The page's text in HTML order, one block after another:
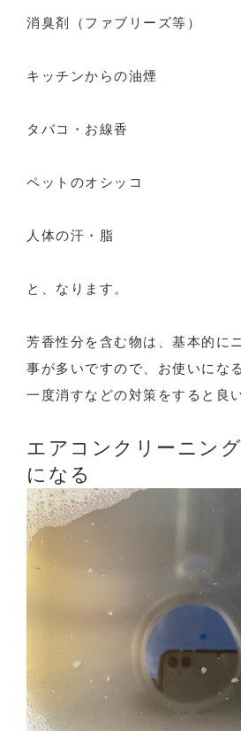
消臭剤（ファブリーズ等）
キッチンからの油煙
タバコ・お線香
ペットのオシッコ
人体の汗・脂
と、なります。
芳香性分を含む物は、基本的に
事が多いですので、お使いにな
一度消すなどの対策をすると良
エアコンクリーニン
になる